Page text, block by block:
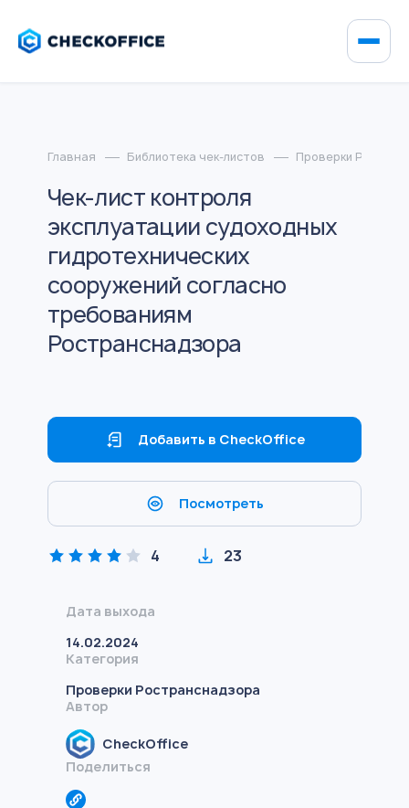
Главная Библиотека чек-листов Проверки
Чек-лист контроля
эксплуатации судоходных
гидротехнических
сооружений согласно
требованиям
Ространснадзора
Добавить в CheckOffice
Посмотреть
4 23
Дата выхода
14.02.2024
Категория
Проверки Ространснадзора
Автор
CheckOffice
Поделиться